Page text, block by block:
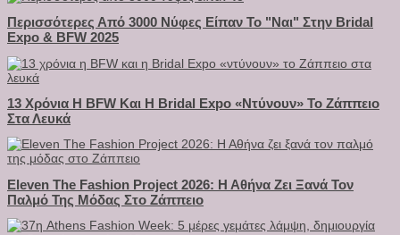
Περισσότερες Από 3000 Νύφες Είπαν Το "Ναι" Στην Bridal
Expo & BFW 2025
13 Χρόνια Η BFW Και Η Bridal Expo «ντύνουν» Το Ζάππειο
Στα Λευκά
Eleven The Fashion Project 2026: Η Αθήνα Ζει Ξανά Τον
Παλμό Της Μόδας Στο Ζάππειο